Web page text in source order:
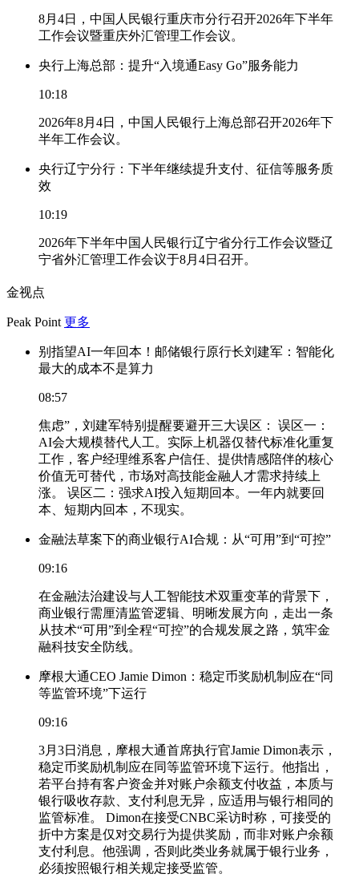
8月4日，中国人民银行重庆市分行召开2026年下半年
工作会议暨重庆外汇管理工作会议。
央行上海总部：提升“入境通Easy Go”服务能力
10:18
2026年8月4日，中国人民银行上海总部召开2026年下
半年工作会议。
央行辽宁分行：下半年继续提升支付、征信等服务质
效
10:19
2026年下半年中国人民银行辽宁省分行工作会议暨辽
宁省外汇管理工作会议于8月4日召开。
金视点
Peak Point 更多
别指望AI一年回本！邮储银行原行长刘建军：智能化
最大的成本不是算力
08:57
焦虑”，刘建军特别提醒要避开三大误区： 误区一：
AI会大规模替代人工。实际上机器仅替代标准化重复
工作，客户经理维系客户信任、提供情感陪伴的核心
价值无可替代，市场对高技能金融人才需求持续上
涨。 误区二：强求AI投入短期回本。一年内就要回
本、短期内回本，不现实。
金融法草案下的商业银行AI合规：从“可用”到“可控”
09:16
在金融法治建设与人工智能技术双重变革的背景下，
商业银行需厘清监管逻辑、明晰发展方向，走出一条
从技术“可用”到全程“可控”的合规发展之路，筑牢金
融科技安全防线。
摩根大通CEO Jamie Dimon：稳定币奖励机制应在“同
等监管环境”下运行
09:16
3月3日消息，摩根大通首席执行官Jamie Dimon表示，
稳定币奖励机制应在同等监管环境下运行。他指出，
若平台持有客户资金并对账户余额支付收益，本质与
银行吸收存款、支付利息无异，应适用与银行相同的
监管标准。 Dimon在接受CNBC采访时称，可接受的
折中方案是仅对交易行为提供奖励，而非对账户余额
支付利息。他强调，否则此类业务就属于银行业务，
必须按照银行相关规定接受监管。